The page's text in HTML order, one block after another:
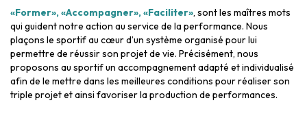
«Former», «Accompagner», «Faciliter», sont les maîtres mots
qui guident notre action au service de la performance. Nous
plaçons le sportif au cœur d’un système organisé pour lui
permettre de réussir son projet de vie. Précisément, nous
proposons au sportif un accompagnement adapté et individualisé
afin de le mettre dans les meilleures conditions pour réaliser son
triple projet et ainsi favoriser la production de performances.